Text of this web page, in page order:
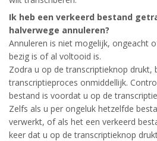
Ik heb een verkeerd bestand
halverwege annuleren?
Annuleren is niet mogelijk, ongeacht
bezig is of al voltooid is.
Zodra u op de transcriptieknop drukt,
transcriptieproces onmiddellijk.
bestand is voordat u op de
Zelfs als u per ongeluk hetzelfde
verwerkt, of als het een verkeerd
keer dat u op de transcriptieknop